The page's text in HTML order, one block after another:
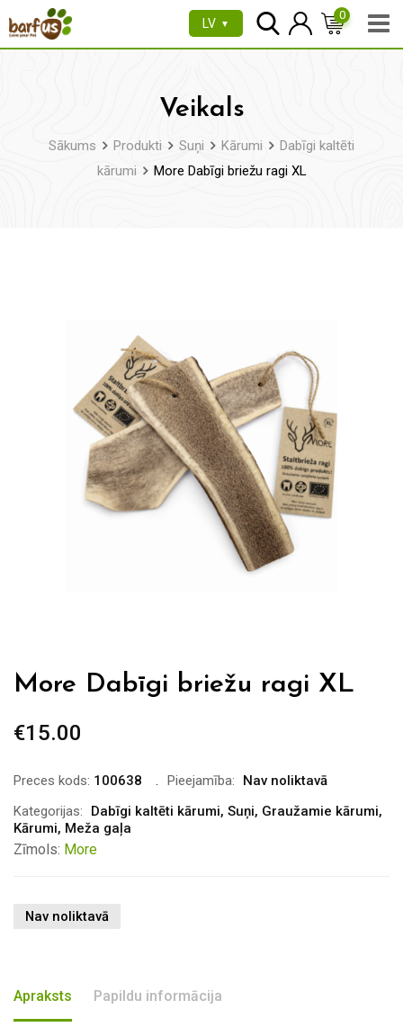
uz
LV ▼
0
Veikals
Sākums Produkti Suņi Kārumi
Dabīgi kaltēti
kārumi
More Dabīgi briežu ragi XL
More Dabīgi briežu ragi XL
€15.00
Preces kods: 100638 Pieejamība:
Nav noliktavā
Kategorijas:
Dabīgi kaltēti kārumi, Suņi, Graužamie kārumi,
Kārumi, Meža gaļa
Zīmols: More
Nav noliktavā
Apraksts Papildu informācija